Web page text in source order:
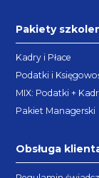
Pakiety
Kadry i Płace
Podatki i
MIX: Podatki +
Pakiet Managerski
Obsługa